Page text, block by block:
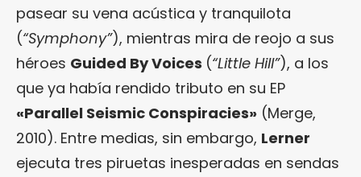
pasear su vena acústica y tranquilota
(“Symphony”), mientras mira de reojo a sus
héroes Guided By Voices (“Little Hill”), a los
que ya había rendido tributo en su EP
«Parallel Seismic Conspiracies» (Merge,
2010). Entre medias, sin embargo, Lerner
ejecuta tres piruetas inesperadas en sendas